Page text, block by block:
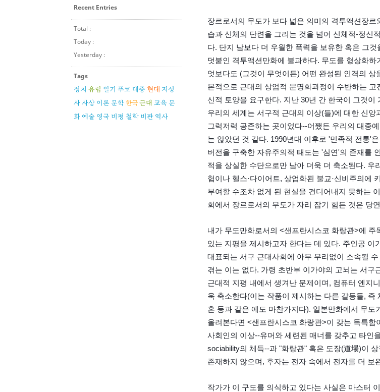
Recent Entries
Total :
Today :
Yesterday :
Tags
정치 유럽 일기 푸코 대중 현대 지성
사사상 이론 문학 한국근대 교육 문
화 예술 영국 비평 철학 비판 역사
장르로서의 무도가 보다 넓은 의미의 격투액션장
습과 신체의 단련을 그리는 것을 넘어 신체적-정신
다. 단지 남보다 더 우월한 폭력을 보유한 혹은 그
덧붙인 격투액션만화에 불과하다. 무도를 형상화
엇보다도 (그것이 무엇이든) 어떤 완성된 인격의 상
본적으로 근대의 상업적 문명화과정이 수반하는
신적 토양을 요구한다. 지난 30년 간 한국이 그것
우리의 세계는 서구적 근대의 이상(들)에 대한 신
그럭저럭 공존하는 곳이었다--어쨌든 우리의 대중
는 않았던 것 같다. 1990년대 이후로 '민족적 전통'
버전을 구축한 자유주의적 태도는 '심연'의 존재를
적을 상실한 수단으로만 남아 더욱 더 축소된다. 우
험이나 헬스·다이어트, 상업화된 불교·신비주의에
부여할 수조차 없게 된 현실을 견디어내지 못하는
회에서 장르로서의 무도가 자리 잡기 힘든 것은 당
내가 무도만화로서의 <샌프란시스코 화랑관>에
있는 지평을 제시하고자 한다는 데 있다. 주인공
대표되는 서구 근대사회에 아무 무리없이 소속될
겪는 이는 없다. 가령 초반부 이가야의 고뇌는 서
근대적 지평 내에서 생겨난 문제이며, 컴퓨터 엔지
욱 축소한다(이는 작품이 제시하는 다른 갈등들, 즉
혼 등과 같은 예도 마찬가지다). 일본만화에서 무
올려본다면 <샌프란시스코 화랑관>이 갖는 독특
사회인의 이상--유머와 세련된 매너를 갖추고 타인
sociability의 체득--과 "화랑관" 혹은 도장(道場)이
존재하지 않으며, 후자는 전자 속에서 전자를 더 보
작가가 이 구도를 의식하고 있다는 사실은 마스터